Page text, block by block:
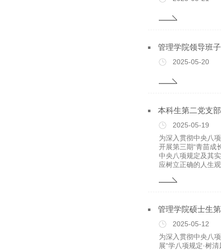
管理学院领导班
2025-05-20
本科生第二党支
2025-05-19
为深入贯彻中央八
开展第三期“青苗成
中央八项规定及其
应树立正确的人生
管理学院硕士生
2025-05-12
为深入贯彻中央八
展“学八项规定·树